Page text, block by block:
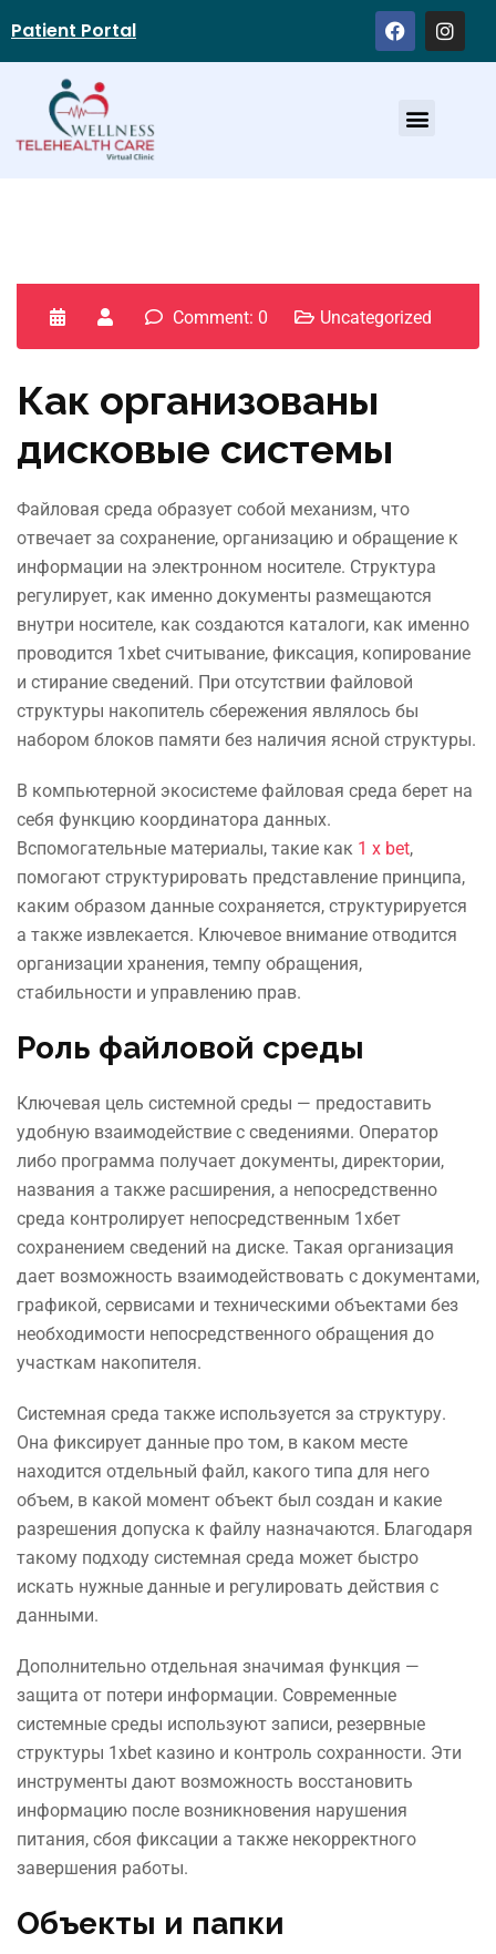
Patient Portal
Comment: 0 Uncategorized
Как организованы
дисковые системы
Файловая среда образует собой механизм, что
отвечает за сохранение, организацию и обращение к
информации на электронном носителе. Структура
регулирует, как именно документы размещаются
внутри носителе, как создаются каталоги, как именно
проводится 1xbet считывание, фиксация, копирование
и стирание сведений. При отсутствии файловой
структуры накопитель сбережения являлось бы
набором блоков памяти без наличия ясной структуры.
В компьютерной экосистеме файловая среда берет на
себя функцию координатора данных.
Вспомогательные материалы, такие как 1 x bet,
помогают структурировать представление принципа,
каким образом данные сохраняется, структурируется
а также извлекается. Ключевое внимание отводится
организации хранения, темпу обращения,
стабильности и управлению прав.
Роль файловой среды
Ключевая цель системной среды — предоставить
удобную взаимодействие с сведениями. Оператор
либо программа получает документы, директории,
названия а также расширения, а непосредственно
среда контролирует непосредственным 1хбет
сохранением сведений на диске. Такая организация
дает возможность взаимодействовать с документами,
графикой, сервисами и техническими объектами без
необходимости непосредственного обращения до
участкам накопителя.
Системная среда также используется за структуру.
Она фиксирует данные про том, в каком месте
находится отдельный файл, какого типа для него
объем, в какой момент объект был создан и какие
разрешения допуска к файлу назначаются. Благодаря
такому подходу системная среда может быстро
искать нужные данные и регулировать действия с
данными.
Дополнительно отдельная значимая функция —
защита от потери информации. Современные
системные среды используют записи, резервные
структуры 1xbet казино и контроль сохранности. Эти
инструменты дают возможность восстановить
информацию после возникновения нарушения
питания, сбоя фиксации а также некорректного
завершения работы.
Объекты и папки